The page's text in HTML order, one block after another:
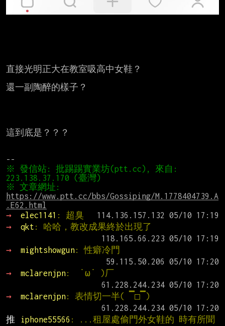
直接光明正大在教室吸高中女鞋？
還一副陶醉的樣子？
這到底是？？？
※ 發信站: 批踢踢實業坊(ptt.cc), 來自:
https://www.ptt.cc/bbs/Gossiping/M.1778404739.A
.E62.html
→
elec1141 : 超臭
→
qkt : 哈哈，教改成果終於出現了
→
mightshowgun: 性癖冷門
→
mclarenjpn:  ˙ω˙ )厂
→
mclarenjpn: 表情切一半( ▔□▔)
推
iphone55566 : ...租屋處偷門外女鞋的 時有所聞